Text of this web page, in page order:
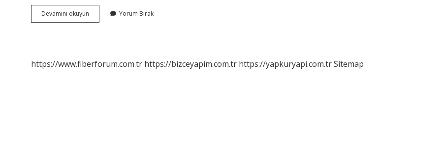
Devamını okuyun Qanqster
Ne
Yorum Bırak
https://www.fiberforum.com.tr https://bizceyapim.com.tr https://yapkuryapi.com.trSitemap